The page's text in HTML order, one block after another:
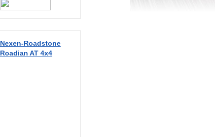
Nexen-Roadstone
Roadian AT 4x4